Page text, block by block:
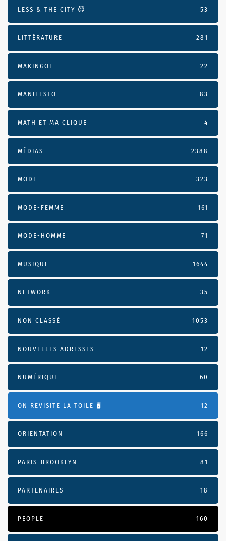
LESS & THE CITY 😈 53
LITTÉRATURE 281
MAKINGOF 22
MANIFESTO 83
MATH ET MA CLIQUE 4
MÉDIAS 2388
MODE 323
MODE-FEMME 161
MODE-HOMME 71
MUSIQUE 1644
NETWORK 35
NON CLASSÉ 1053
NOUVELLES ADRESSES 12
NUMÉRIQUE 60
ON REVISITE LA TOILE 🖥️ 12
ORIENTATION 166
PARIS-BROOKLYN 81
PARTENAIRES 18
PEOPLE 160